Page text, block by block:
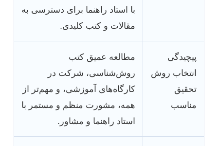
با استاد راهنما برای دسترسی به
مقالات و کتب کلیدی.
پیچیدگی
انتخاب روش
تحقیق
مناسب
مطالعه عمیق کتب
روش‌شناسی، شرکت در
کارگاه‌های آموزشی، و مهم‌تر از
همه، مشورت منظم و مستمر با
استاد راهنما و مشاور.